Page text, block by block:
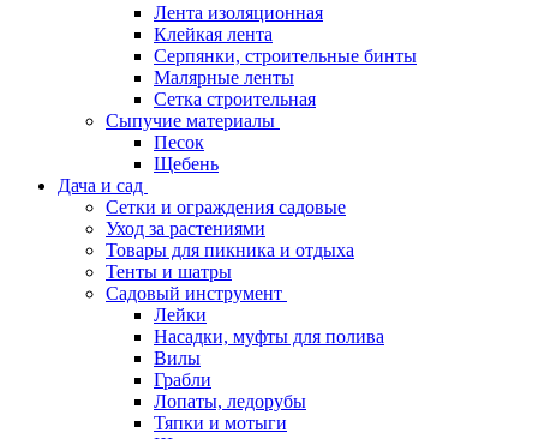
Лента изоляционная
Клейкая лента
Серпянки, строительные бинты
Малярные ленты
Сетка строительная
Сыпучие материалы
Песок
Щебень
Дача и сад
Сетки и ограждения садовые
Уход за растениями
Товары для пикника и отдыха
Тенты и шатры
Садовый инструмент
Лейки
Насадки, муфты для полива
Вилы
Грабли
Лопаты, ледорубы
Тяпки и мотыги